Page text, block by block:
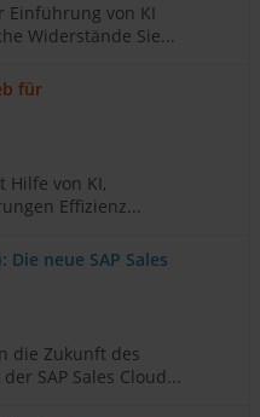
Einführung von KI
Widerstände Sie...
für
Hilfe von KI,
Effizienz...
neue SAP Sales
die Zukunft des
SAP Sales Cloud...